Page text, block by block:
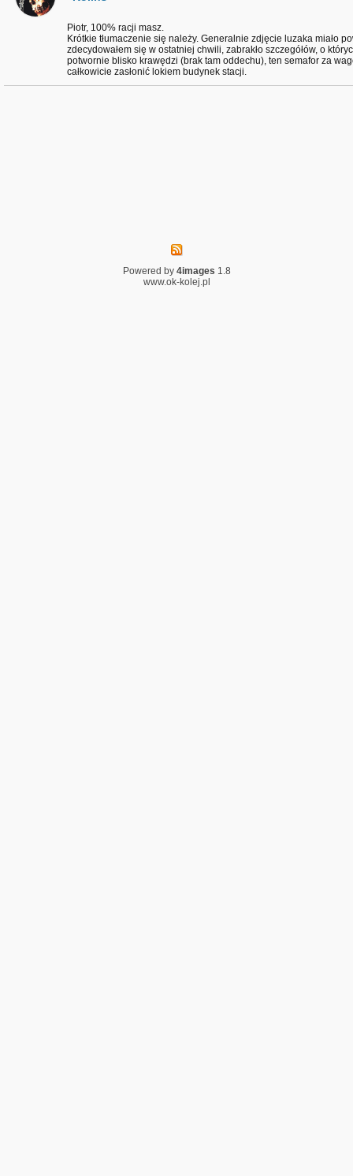
Piotr, 100% racji masz.
Krótkie tłumaczenie się należy. Generalnie zdjęcie luzaka miało
zdecydowałem się w ostatniej chwili, zabrakło szczegółów, o
potwornie blisko krawędzi (brak tam oddechu), ten semafor za
całkowicie zasłonić lokiem budynek stacji.
Powered by 4images 1.8
www.ok-kolej.pl